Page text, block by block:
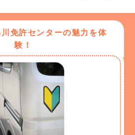
免許センターの魅力を体
験！